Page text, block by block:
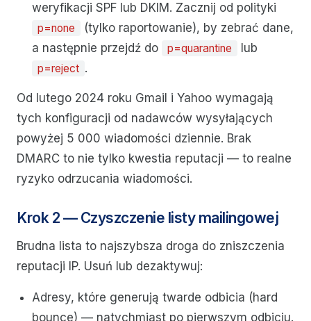
weryfikacji SPF lub DKIM. Zacznij od polityki
p=none
(tylko raportowanie), by zebrać dane,
a następnie przejdź do
p=quarantine lub
p=reject .
Od lutego 2024 roku Gmail i Yahoo wymagają
tych konfiguracji od nadawców wysyłających
powyżej 5 000 wiadomości dziennie. Brak
DMARC to nie tylko kwestia reputacji — to realne
ryzyko odrzucania wiadomości.
Krok 2 — Czyszczenie listy mailingowej
Brudna lista to najszybsza droga do zniszczenia
reputacji IP. Usuń lub dezaktywuj:
Adresy, które generują twarde odbicia (hard
bounce) — natychmiast po pierwszym odbiciu.